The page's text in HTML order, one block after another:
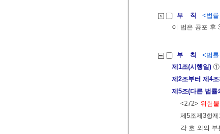
부 칙
<법
이 법은 공포 후
부 칙
<법
제1조(시행일) ①
제2조부터 제4
제5조(다른 법률
<272> 위험
제5조제3항
각 호 외의 부